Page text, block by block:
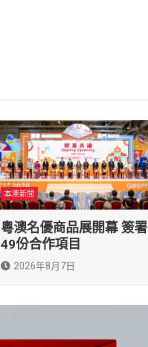
本澳新聞
粵澳名優商品展開幕 簽署
49份合作項目
2026年8月7日